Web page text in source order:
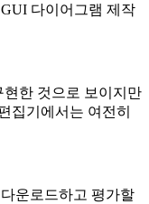
다이어그램 제작
현한 것으로 보이지만
집기에서는 여전히
운로드하고 평가할